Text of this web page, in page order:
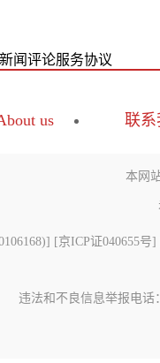
闻评论服务协议
us 联系
本网
] [京ICP证040655号]
违法和不良信息举报电话